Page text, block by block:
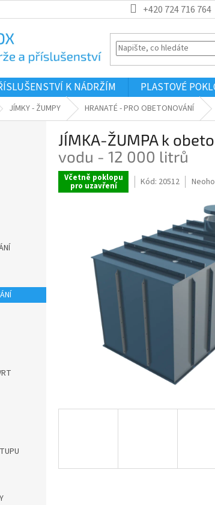
+420 724 716 764
K NÁDRŽÍM PLASTOVÉ
JÍMKY - ŽUMPY HRANATÉ - PRO OBETONOVÁNÍ
JÍMKA-ŽUMPA k
vodu - 12 000 litrů
Včetně poklopu
pro uzavření Kód: 20512
0,0
z
5